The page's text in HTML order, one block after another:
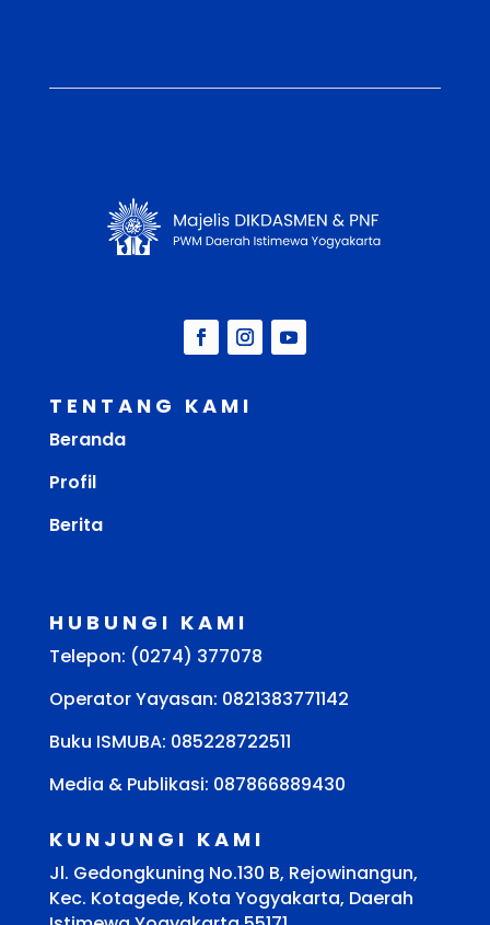
TENTANG KAMI
Beranda
Profil
Berita
HUBUNGI KAMI
Telepon: (0274) 377078
Operator Yayasan: 0821383771142
Buku ISMUBA: 085228722511
Media & Publikasi: 087866889430
KUNJUNGI KAMI
Jl. Gedongkuning No.130 B, Rejowinangun,
Kec. Kotagede, Kota Yogyakarta, Daerah